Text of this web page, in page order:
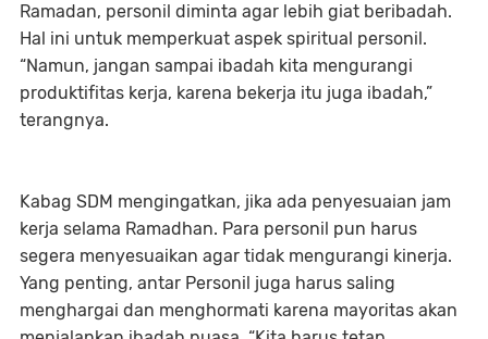
Ramadan, personil diminta agar lebih giat beribadah.
Hal ini untuk memperkuat aspek spiritual personil.
“Namun, jangan sampai ibadah kita mengurangi
produktifitas kerja, karena bekerja itu juga ibadah,”
terangnya.
Kabag SDM mengingatkan, jika ada penyesuaian jam
kerja selama Ramadhan. Para personil pun harus
segera menyesuaikan agar tidak mengurangi kinerja.
Yang penting, antar Personil juga harus saling
menghargai dan menghormati karena mayoritas akan